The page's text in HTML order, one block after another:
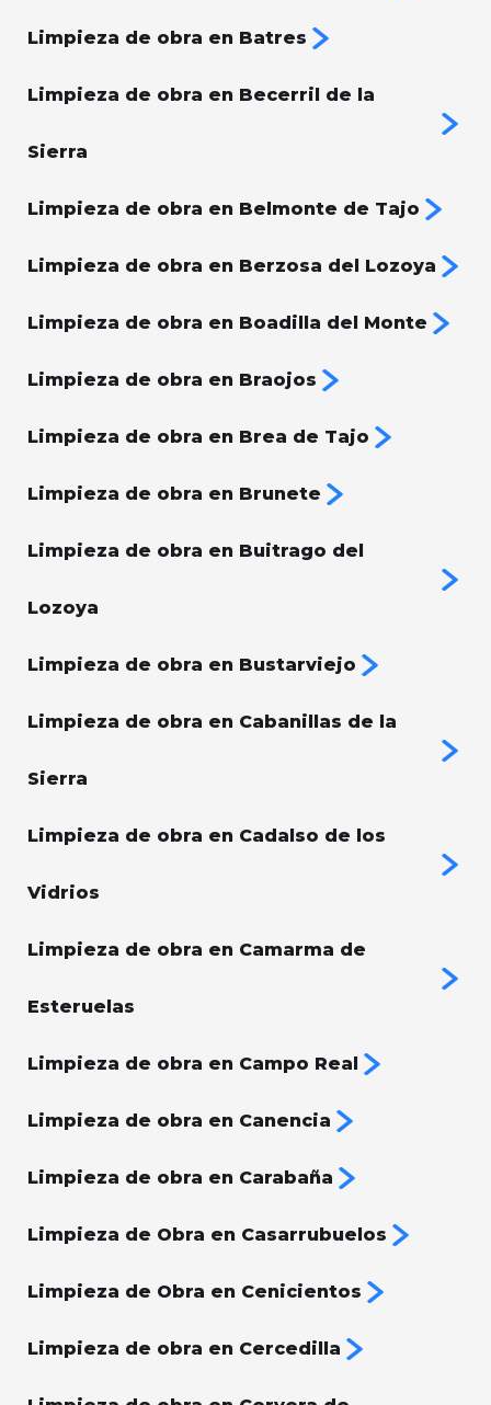
Limpieza de obra en Batres
Limpieza de obra en Becerril de la
Sierra
Limpieza de obra en Belmonte de Tajo
Limpieza de obra en Berzosa del Lozoya
Limpieza de obra en Boadilla del Monte
Limpieza de obra en Braojos
Limpieza de obra en Brea de Tajo
Limpieza de obra en Brunete
Limpieza de obra en Buitrago del
Lozoya
Limpieza de obra en Bustarviejo
Limpieza de obra en Cabanillas de la
Sierra
Limpieza de obra en Cadalso de los
Vidrios
Limpieza de obra en Camarma de
Esteruelas
Limpieza de obra en Campo Real
Limpieza de obra en Canencia
Limpieza de obra en Carabaña
Limpieza de Obra en Casarrubuelos
Limpieza de Obra en Cenicientos
Limpieza de obra en Cercedilla